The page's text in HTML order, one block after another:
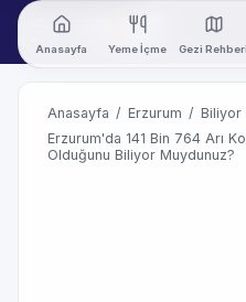
Anasayfa Yeme İçme Gezi Rehberi
Anasayfa / Erzurum / Biliyor
Erzurum'da 141 Bin 764 Arı
Olduğunu Biliyor Muydunuz?